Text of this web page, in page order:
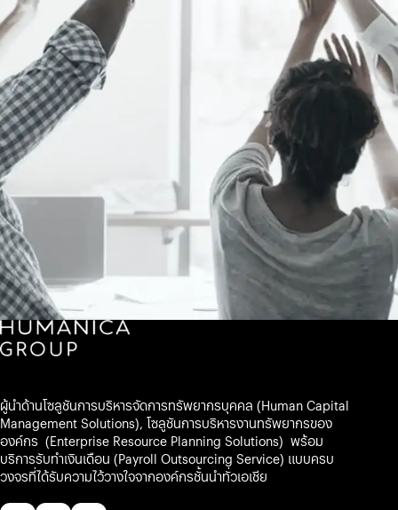
ผู้นำด้านโซลูชันการบริหารจัดการทรัพยากรบุคคล (Human Capital
Management Solutions), โซลูชันการบริหารงานทรัพยากรของ
องค์กร (Enterprise Resource Planning Solutions) พร้อม
บริการรับทำเงินเดือน (Payroll Outsourcing Service) แบบครบ
วงจรที่ได้รับความไว้วางใจจากองค์กรชั้นนำทั่วเอเชีย